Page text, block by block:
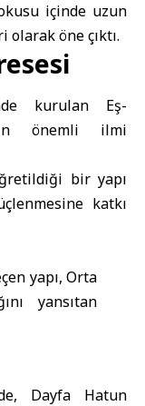
içinde uzun
öne çıktı.
kurulan Eş-
önemli ilmi
bir yapı
katkı
yapı, Orta
yansıtan
Dayfa Hatun